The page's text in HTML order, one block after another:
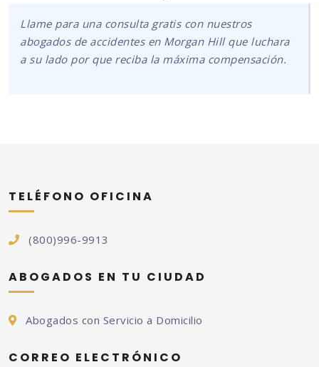
Llame para una consulta gratis con nuestros
abogados de accidentes en Morgan Hill que luchara
a su lado por que reciba la máxima compensación.
TELÉFONO OFICINA
(800)996-9913
ABOGADOS EN TU CIUDAD
Abogados con Servicio a Domicilio
CORREO ELECTRÓNICO